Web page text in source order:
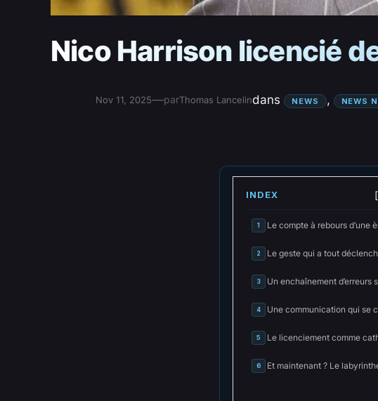
Nico Harrison licencié
Nov 11, 2025—parThomas Lancelindans NEWS , NEWS
INDEX
1 Le compte à rebours d’une
2 Le geste qui a tout
3 Un enchaînement d’erreurs
4 Une communication qui se
5 Le licenciement comme
6 Et maintenant ? Le